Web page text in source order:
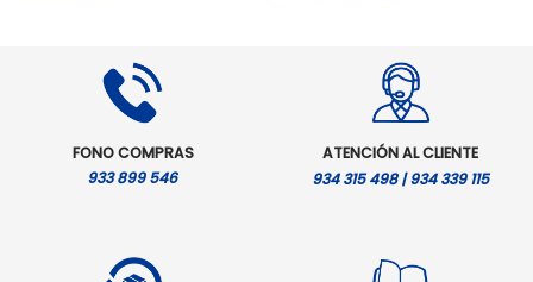
FONO COMPRAS
933 899 546
ATENCIÓN AL CLIENTE
934 315 498 | 934 339 115